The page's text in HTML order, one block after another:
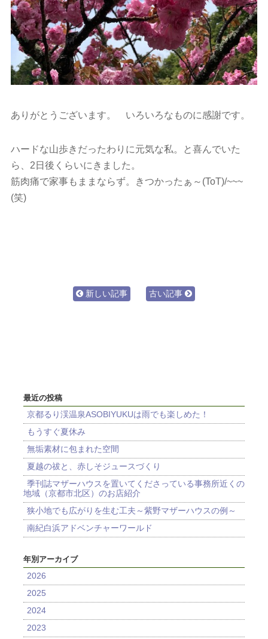
ありがとうございます。 いろいろなものに感謝です。
ハードな山歩きだったわりに元気な私。と喜んでいた
ら、2日後くらいにきました。
筋肉痛で家事もままならず。きつかったぁ～(ToT)/~~~
(笑)
新しい記事 古い記事
最近の投稿
京都るり渓温泉ASOBIYUKUは雨でも楽しめた！
もうすぐ夏休み
無垢素材に包まれた空間
夏越の祓と、赤しそジュースづくり
季刊誌マザーハウスを置いてくださっている事務所近くの
地域（京都市北区）のお店紹介
狭小地でも広がりを生む工夫～紫野マザーハウスの例～
南紀白浜アドベンチャーワールド
年別アーカイブ
2026
2025
2024
2023